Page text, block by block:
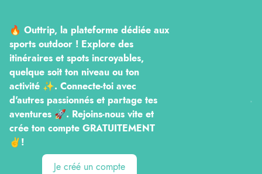
🔥 Outtrip, la plateforme dédiée aux
sports outdoor ! Explore des
itinéraires et spots incroyables,
quelque soit ton niveau ou ton
activité ✨. Connecte-toi avec
d'autres passionnés et partage tes
aventures 🚀. Rejoins-nous vite et
crée ton compte GRATUITEMENT
✌️!
Je créé un compte